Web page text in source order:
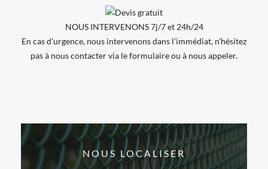
NOUS INTERVENONS 7j/7 et 24h/24
En cas d’urgence, nous intervenons dans l’immédiat, n’hésitez
pas à nous contacter via le formulaire ou à nous appeler.
NOUS LOCALISER